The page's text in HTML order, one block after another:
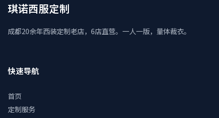
琪诺西服定制
成都20余年西装定制老店，6店直营。一人一版，量体裁衣。
快速导航
首页
定制服务